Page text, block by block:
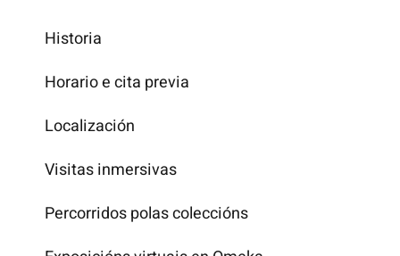
Historia
Horario e cita previa
Localización
Visitas inmersivas
Percorridos polas coleccións